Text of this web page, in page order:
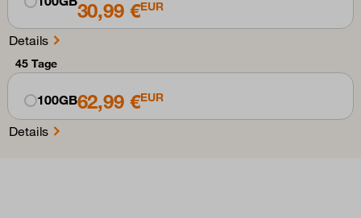
30,99 €EUR
Details
45 Tage
100GB62,99 €EUR
Details